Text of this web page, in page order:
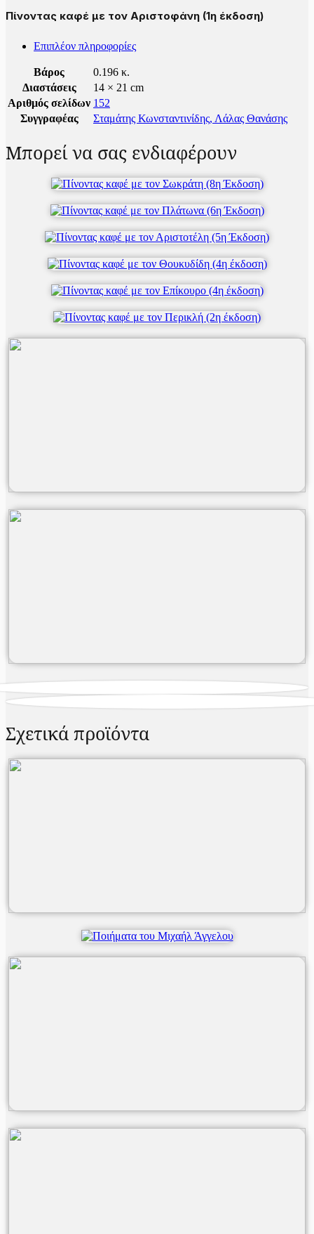
Πίνοντας καφέ με τον Αριστοφάνη (1η έκδοση)
Επιπλέον πληροφορίες
Βάρος
0.196 κ.
Διαστάσεις
14 × 21 cm
Αριθμός σελίδων 152
Συγγραφέας
Σταμάτης Κωνσταντινίδης, Λάλας Θανάσης
Μπορεί να σας ενδιαφέρουν
Σχετικά προϊόντα